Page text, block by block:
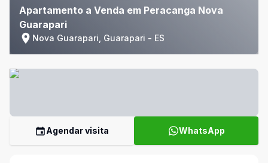
Apartamento a Venda em Peracanga Nova
Guarapari
Nova Guarapari, Guarapari - ES
Agendar visita WhatsApp